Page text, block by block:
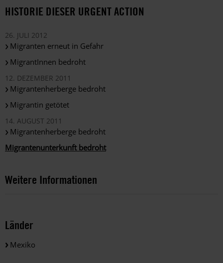
HISTORIE DIESER URGENT ACTION
26. JULI 2012
Migranten erneut in Gefahr
MigrantInnen bedroht
12. DEZEMBER 2011
Migrantenherberge bedroht
Migrantin getötet
14. AUGUST 2011
Migrantenherberge bedroht
Migrantenunterkunft bedroht
Weitere Informationen
Länder
Mexiko